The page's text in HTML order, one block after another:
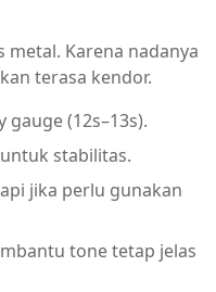
Karena nadanya
terasa kendor.
gauge (12s–13s).
stabilitas.
jika perlu gunakan
tone tetap jelas